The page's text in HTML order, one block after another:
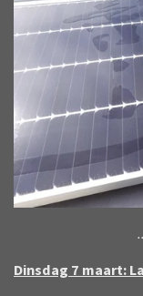
Dinsdag 7 maart: